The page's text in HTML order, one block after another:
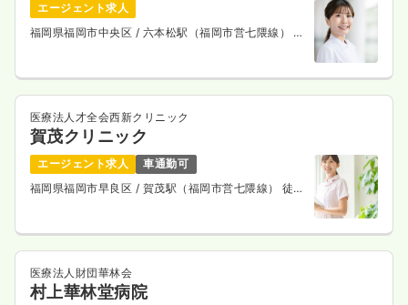
エージェント求人
福岡県福岡市中央区 / 六本松駅（福岡市営七隈線） 徒
医療法人才全会西新クリニック
賀茂クリニック
エージェント求人
車通勤可
福岡県福岡市早良区 / 賀茂駅（福岡市営七隈線） 徒歩
医療法人財団華林会
村上華林堂病院